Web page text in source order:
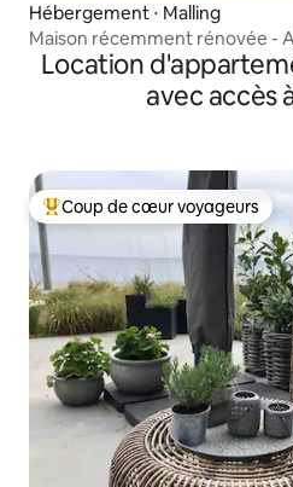
Hébergement ⋅ Malling
Maison récemment rénovée -
Location
avec accès
Coups de cœur voyageurs les
Coup de cœur voyageurs